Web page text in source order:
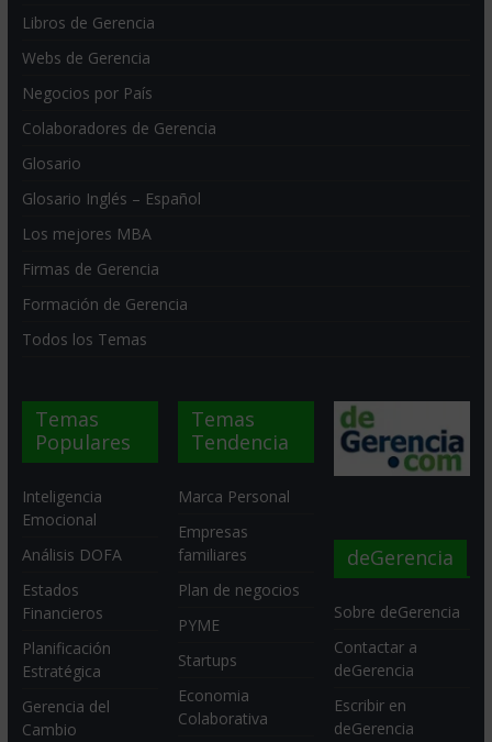
Libros de Gerencia
Webs de Gerencia
Negocios por País
Colaboradores de Gerencia
Glosario
Glosario Inglés – Español
Los mejores MBA
Firmas de Gerencia
Formación de Gerencia
Todos los Temas
Temas
Populares
Inteligencia
Emocional
Análisis DOFA
Estados
Financieros
Planificación
Estratégica
Gerencia del
Cambio
Temas
Tendencia
Marca Personal
Empresas
familiares
Plan de negocios
PYME
Startups
Economia
Colaborativa
deGerencia
Sobre deGerencia
Contactar a
deGerencia
Escribir en
deGerencia